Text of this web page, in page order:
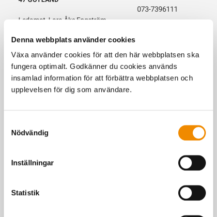
Denna webbplats använder cookies
Växa använder cookies för att den här webbplatsen ska
fungera optimalt. Godkänner du cookies används
insamlad information för att förbättra webbplatsen och
upplevelsen för dig som användare.
Nödvändig
Inställningar
Statistik
Ledamot, Lars-Åke Engström
Lärbro Uppegårds 1342
624 53 LÄRBRO
073-7396111
47 GOTLAND
Ledamot, Vakant
Skicka e-post